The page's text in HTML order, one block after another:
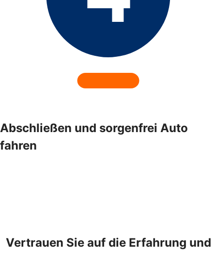
Abschließen und sorgenfrei Auto
fahren
Vertrauen Sie auf die Erfahrung und